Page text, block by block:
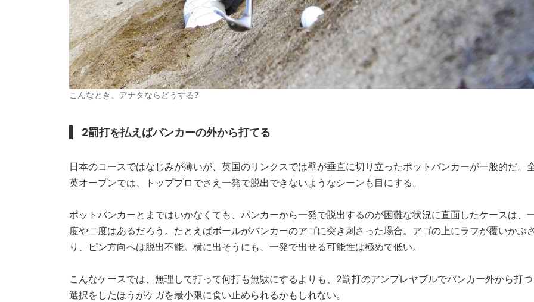
こんなとき、アナタならどうする?
2罰打を払えばバンカーの外から打てる
日本のコースではなじみが薄いが、英国のリンクスでは壁が垂直に切り立ったポットバンカーが一般的だ。
英オープンでは、トッププロでさえ一発で脱出できないようなシーンも目にする。
ポットバンカーとまではいかなくても、バンカーから一発で脱出するのが困難な状況に直面したケースは、
度や二度はあるだろう。たとえばボールがバンカーのアゴに突き刺さった場合。アゴの上にラフが覆いかぶ
り、ピン方向へは脱出不能。横に出そうにも、一発で出せる可能性は極めて低い。
こんなケースでは、無理して打って何打も無駄にするよりも、2罰打のアンプレヤブルでバンカー外から打つ
選択をしたほうがケガを最小限に食い止められるかもしれない。